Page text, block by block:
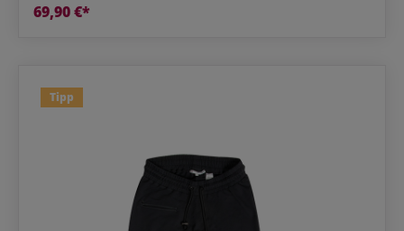
69,90 €*
Tipp